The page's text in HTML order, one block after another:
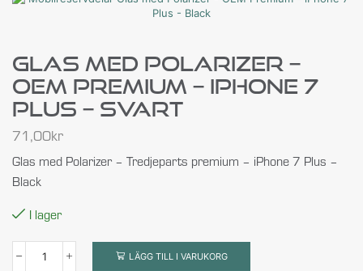
Glas Med Polarizer –
OEM Premium – IPhone 7
Plus – Svart
71,00kr
Glas med Polarizer – Tredjeparts premium – iPhone 7 Plus –
Black
I lager
LÄGG TILL I VARUKORG